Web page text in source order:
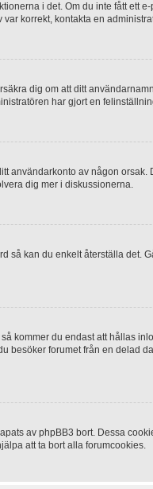
i det. Om du inte fått
korrekt, kontakta en
dig om att ditt
har gjort en
användarkonto av någon
dig mer i diskussionerna.
så kan du enkelt återställa
kommer du endast att hållas
besöker forumet från en delad
av phpBB3 bort. Dessa
att ta bort alla forumcookies.